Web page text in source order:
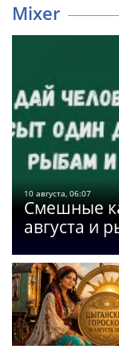
Mixer
10 августа, 06:07
Смешные
августа и